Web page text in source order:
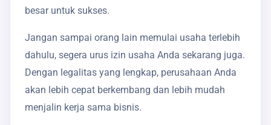
besar untuk sukses.
Jangan sampai orang lain memulai usaha terlebih
dahulu, segera urus izin usaha Anda sekarang juga.
Dengan legalitas yang lengkap, perusahaan Anda
akan lebih cepat berkembang dan lebih mudah
menjalin kerja sama bisnis.